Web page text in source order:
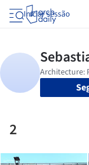
Iniciar sessão
2